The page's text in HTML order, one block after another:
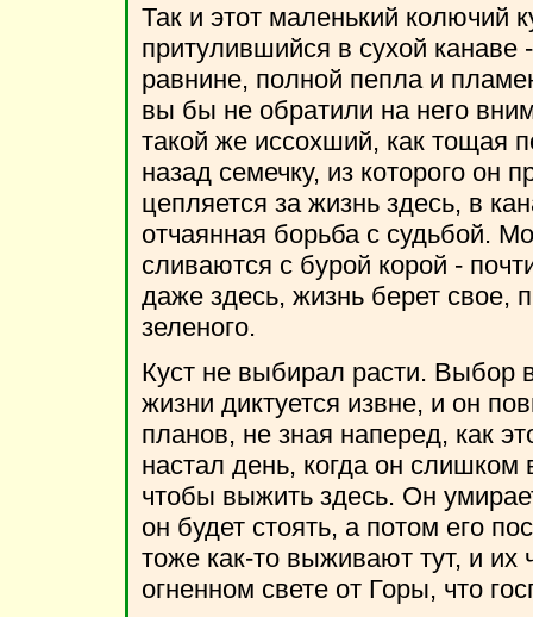
Так и этот маленький колючий
притулившийся в сухой
равнине, полной пепла и
вы бы не обратили на него
такой же иссохший, как тощая
назад семечку, из которого он
цепляется за жизнь здесь, в
отчаянная борьба с судьбой.
сливаются с бурой корой -
даже здесь, жизнь берет свое,
зеленого.
Куст не выбирал расти. Выбор
жизни диктуется извне, и он
планов, не зная наперед, как
настал день, когда он
чтобы выжить здесь. Он
он будет стоять, а потом его
тоже как-то выживают тут, и
огненном свете от Горы, что